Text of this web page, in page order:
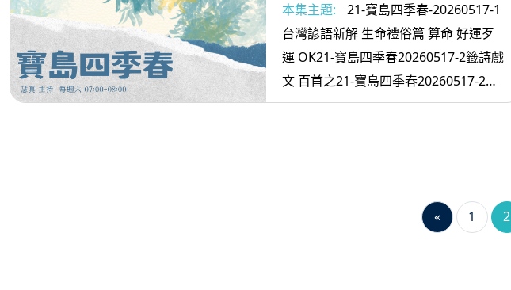
本集主題:
21-寶島四季春-20260517-1
台灣諺語新解 生命禮俗篇 算命 好運歹
運 OK21-寶島四季春20260517-2籤詩戲
文 百首之21-寶島四季春20260517-2籤
詩戲文 百首之98 薛仁貴投軍 完 一半相
« 1 2